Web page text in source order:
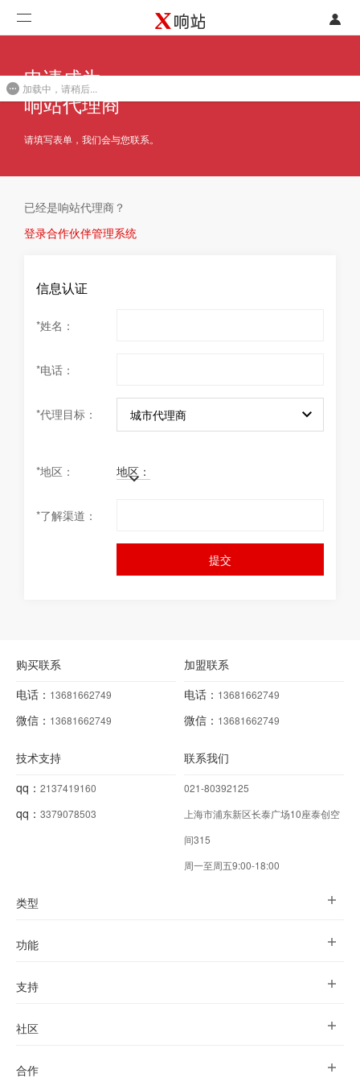
注册
联系销售部门
开发类型
功能
价格
案例
社区
合作
申请成为
响站代理商
请填写表单，我们会与您联系。
已经是响站代理商？
登录合作伙伴管理系统
信息认证
*姓名：
*电话：
*代理目标： 城市代理商
*地区： 地区：
*了解渠道：
提交
购买联系
电话： 13681662749
微信： 13681662749
加盟联系
电话： 13681662749
微信： 13681662749
技术支持
qq： 2137419160
qq： 3379078503
联系我们
021-80392125
上海市浦东新区长泰广场10座泰创空
间315
周一至周五9:00-18:00
类型
功能
支持
社区
合作
加载中，请稍后...